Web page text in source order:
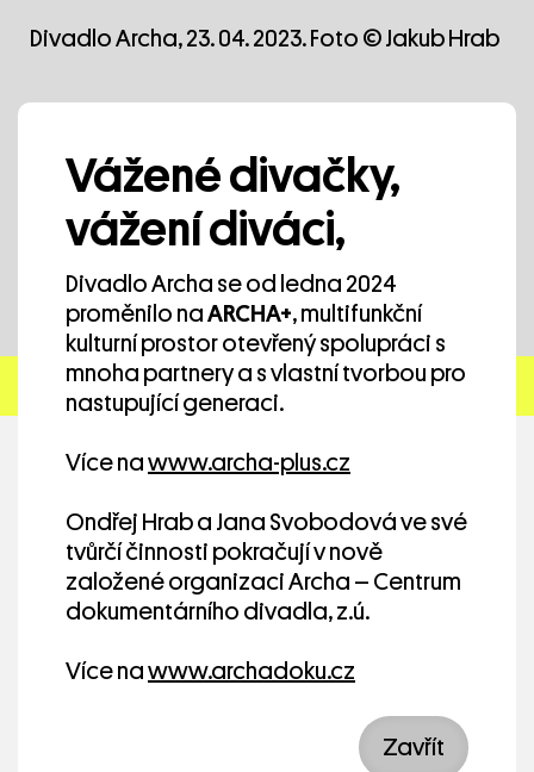
Vážené divačky,
vážení diváci,
Divadlo Archa se od ledna 2024
proměnilo naARCHA+, multifunkční
kulturní prostor otevřený spolupráci s
mnoha partnery a s vlastní tvorbou pro
nastupující generaci.
Více nawww.archa-plus.cz
Ondřej Hrab a Jana Svobodová ve své
tvůrčí činnosti pokračují v nově
založené organizaci Archa – Centrum
dokumentárního divadla, z.ú.
Více nawww.archadoku.cz
Zavřít
Divadlo Archa, 23. 04. 2023. Foto © Jakub Hrab
Sdílet